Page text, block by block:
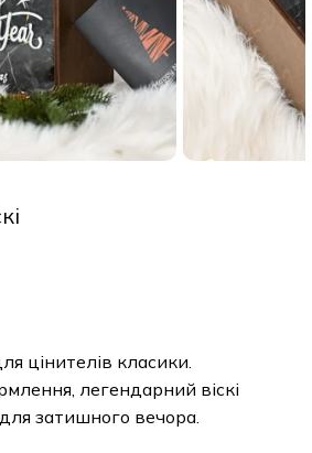
цінителів класики.
легендарний віскі
затишного вечора.